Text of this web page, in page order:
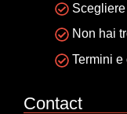
Non hai
Termini
Contact